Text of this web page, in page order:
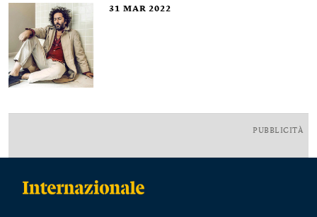
31 MAR 2022
PUBBLICITÀ